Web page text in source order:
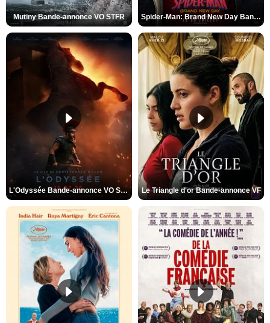
Mutiny Bande-annonce VO STFR Spider-Man: Brand New Day Bande-annonce VO STFR
L'Odyssée Bande-annonce VO STFR Le Triangle d'or Bande-annonce VF